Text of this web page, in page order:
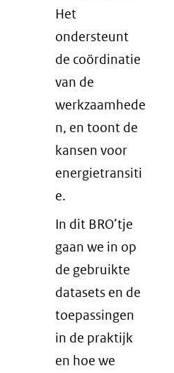
Het
ondersteunt
de coördinatie
van de
werkzaamhede
n, en toont de
kansen voor
energietransiti
e.
In dit BRO’tje
gaan we in op
de gebruikte
datasets en de
toepassingen
in de praktijk
en hoe we